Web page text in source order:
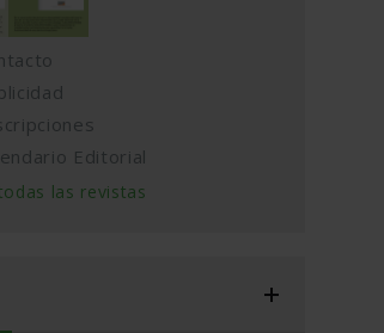
Editorial
las revistas